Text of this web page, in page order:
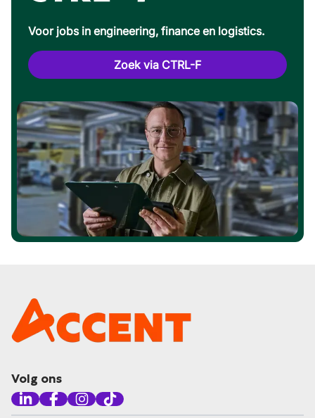
Voor jobs in engineering, finance en logistics.
Zoek via CTRL-F
Volg ons